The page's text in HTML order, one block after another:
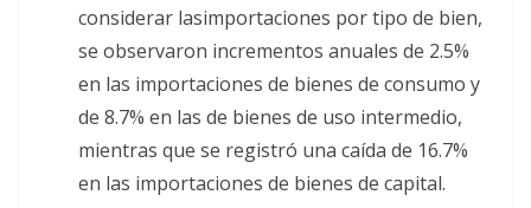
considerar lasimportaciones por tipo de bien,
se observaron incrementos anuales de 2.5%
en las importaciones de bienes de consumo y
de 8.7% en las de bienes de uso intermedio,
mientras que se registró una caída de 16.7%
en las importaciones de bienes de capital.